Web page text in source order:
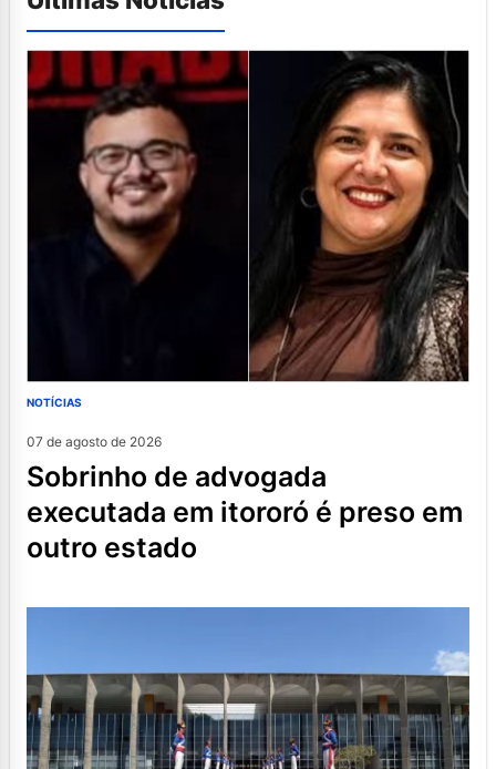
NOTÍCIAS
07 de agosto de 2026
sobrinho de advogada
executada em itororó é preso em
outro estado